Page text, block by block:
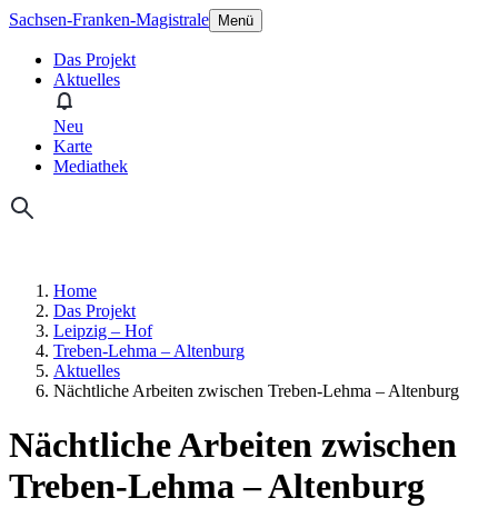
Sachsen-Franken-Magistrale Menü
Das Projekt
Aktuelles
Neu
Karte
Mediathek
Home
Das Projekt
Leipzig – Hof
Treben-Lehma – Altenburg
Aktuelles
Nächtliche Arbeiten zwischen Treben-Lehma – Altenburg
Nächtliche Arbeiten zwischen
Treben-Lehma – Altenburg